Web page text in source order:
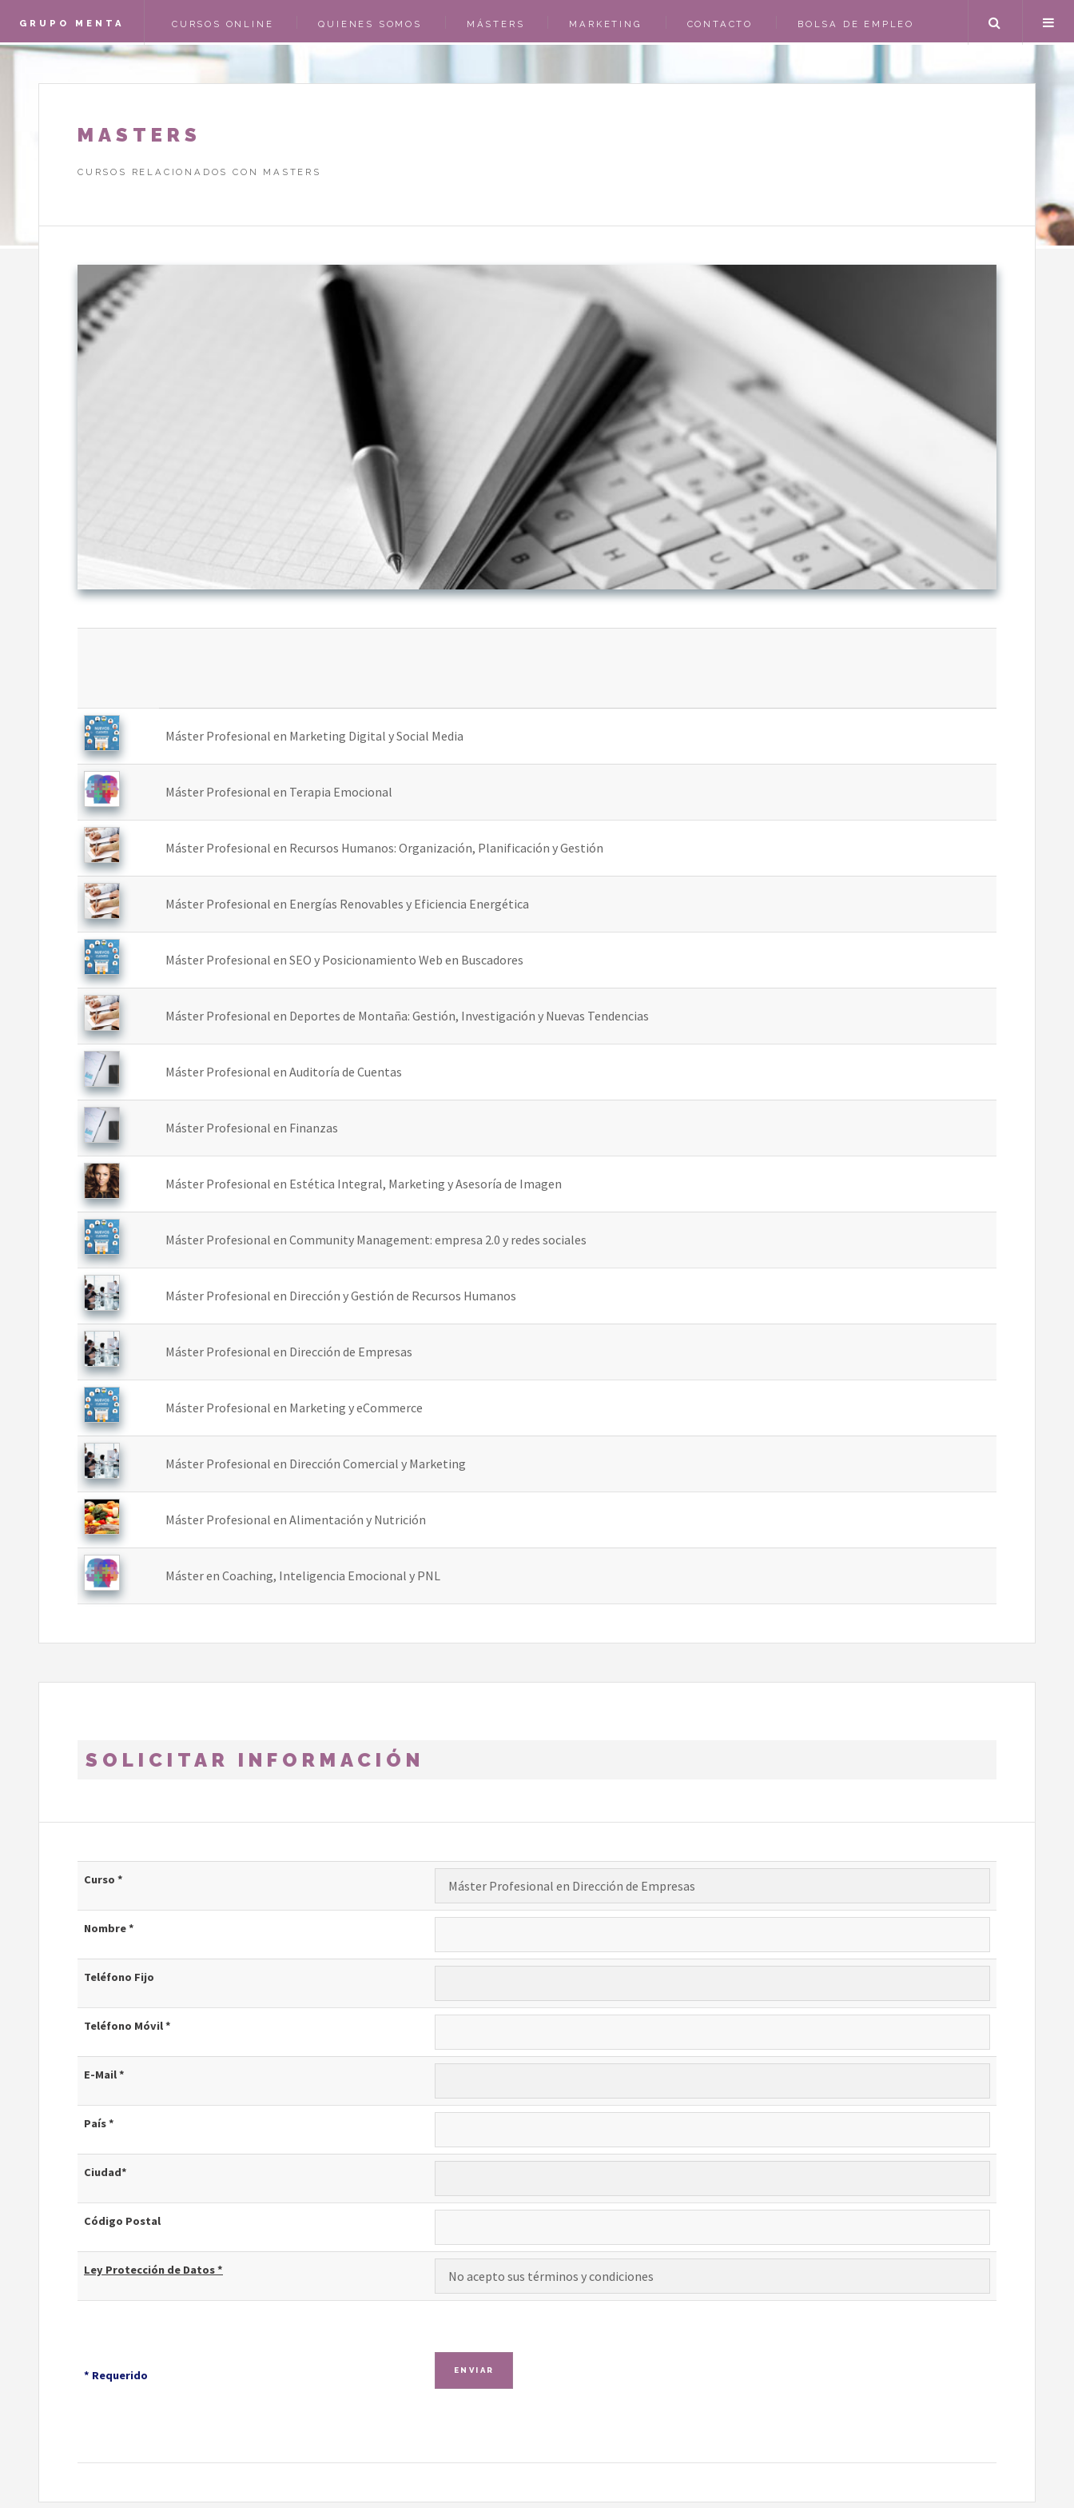
GRUPO MENTA CURSOS ONLINE QUIENES SOMOS MÁSTERS MARKETING CONTACTO BOLSA DE EMPLEO Search
MASTERS
CURSOS RELACIONADOS CON MASTERS
Máster Profesional en Marketing Digital y Social Media
Máster Profesional en Terapia Emocional
Máster Profesional en Recursos Humanos: Organización, Planificación y Gestión
Máster Profesional en Energías Renovables y Eficiencia Energética
Máster Profesional en SEO y Posicionamiento Web en Buscadores
Máster Profesional en Deportes de Montaña: Gestión, Investigación y Nuevas Tendencias
Máster Profesional en Auditoría de Cuentas
Máster Profesional en Finanzas
Máster Profesional en Estética Integral, Marketing y Asesoría de Imagen
Máster Profesional en Community Management: empresa 2.0 y redes sociales
Máster Profesional en Dirección y Gestión de Recursos Humanos
Máster Profesional en Dirección de Empresas
Máster Profesional en Marketing y eCommerce
Máster Profesional en Dirección Comercial y Marketing
Máster Profesional en Alimentación y Nutrición
Máster en Coaching, Inteligencia Emocional y PNL
SOLICITAR INFORMACIÓN
Curso *
Nombre *
Teléfono Fijo
Teléfono Móvil *
E-Mail *
País *
Ciudad*
Código Postal
Ley Protección de Datos *
* Requerido